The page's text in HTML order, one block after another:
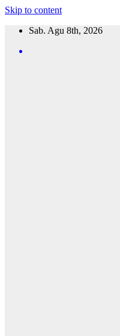
Skip to content
Sab. Agu 8th, 2026